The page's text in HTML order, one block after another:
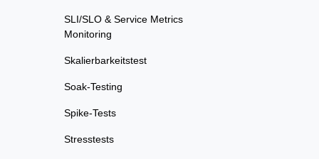
SLI/SLO & Service Metrics
Monitoring
Skalierbarkeitstest
Soak-Testing
Spike-Tests
Stresstests